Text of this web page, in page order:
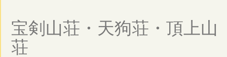
宝剣山荘・天狗荘・頂上山
荘